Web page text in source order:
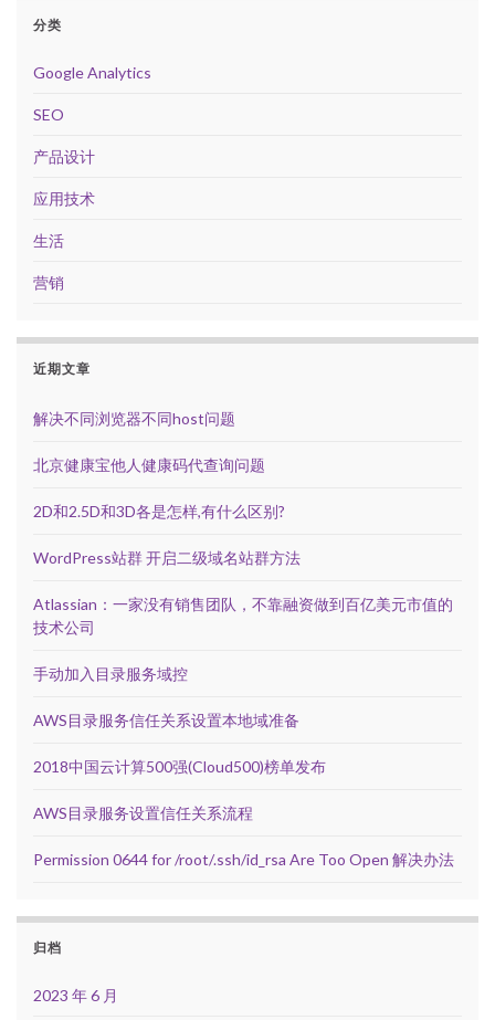
分类
Google Analytics
SEO
产品设计
应用技术
生活
营销
近期文章
解决不同浏览器不同host问题
北京健康宝他人健康码代查询问题
2D和2.5D和3D各是怎样,有什么区别?
WordPress站群 开启二级域名站群方法
Atlassian：一家没有销售团队，不靠融资做到百亿美元市值的
技术公司
手动加入目录服务域控
AWS目录服务信任关系设置本地域准备
2018中国云计算500强(Cloud500)榜单发布
AWS目录服务设置信任关系流程
Permission 0644 for /root/.ssh/id_rsa Are Too Open 解决办法
归档
2023 年 6 月